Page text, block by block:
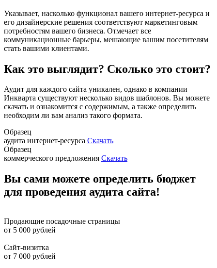
Указывает, насколько функционал вашего интернет-ресурса и
его дизайнерские решения соответствуют маркетинговым
потребностям вашего бизнеса. Отмечает все
коммуникационные барьеры, мешающие вашим посетителям
стать вашими клиентами.
Как это выглядит? Сколько это стоит?
Аудит для каждого сайта уникален, однако в компании
Инкварта существуют несколько видов шаблонов. Вы можете
скачать и ознакомится с содержимым, а также определить
необходим ли вам анализ такого формата.
Образец
аудита интернет-ресурса Скачать
Образец
коммерческого предложения Скачать
Вы сами можете определить бюджет
для проведения аудита сайта!
Продающие посадочные страницы
от 5 000 рублей
Сайт-визитка
от 7 000 рублей